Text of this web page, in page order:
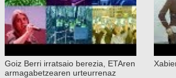
Goiz Berri irratsaio berezia, ETAren
armagabetzearen urteurrenaz